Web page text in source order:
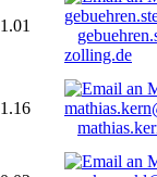
1.01
zolling.de
1.16